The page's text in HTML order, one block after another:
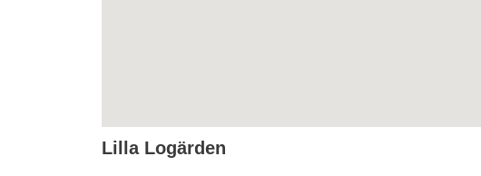
Lilla Logärden